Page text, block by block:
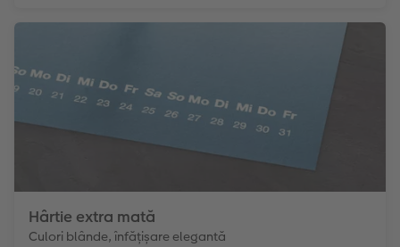
Hârtie extra mată
Culori blânde, înfățișare elegantă